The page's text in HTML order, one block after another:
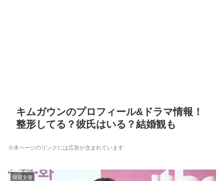
キムガウンのプロフィール&ドラマ情報！
整形してる？彼氏はいる？結婚観も
※本ページのリンクには広告が含まれています
韓国女優